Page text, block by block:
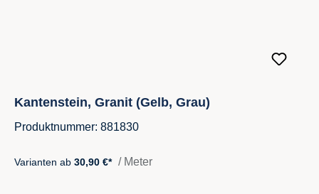
Kantenstein, Granit (Gelb, Grau)
Produktnummer: 881830
Varianten ab 30,90 €* / Meter